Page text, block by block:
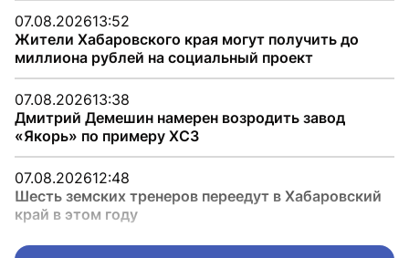
07.08.202613:52
Жители Хабаровского края могут получить до
миллиона рублей на социальный проект
07.08.202613:38
Дмитрий Демешин намерен возродить завод
«Якорь» по примеру ХСЗ
07.08.202612:48
Шесть земских тренеров переедут в Хабаровский
край в этом году